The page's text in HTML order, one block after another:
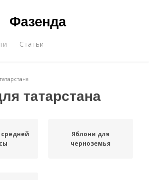
Фазенда
Статьи
татарстана
Яблони для
черноземья